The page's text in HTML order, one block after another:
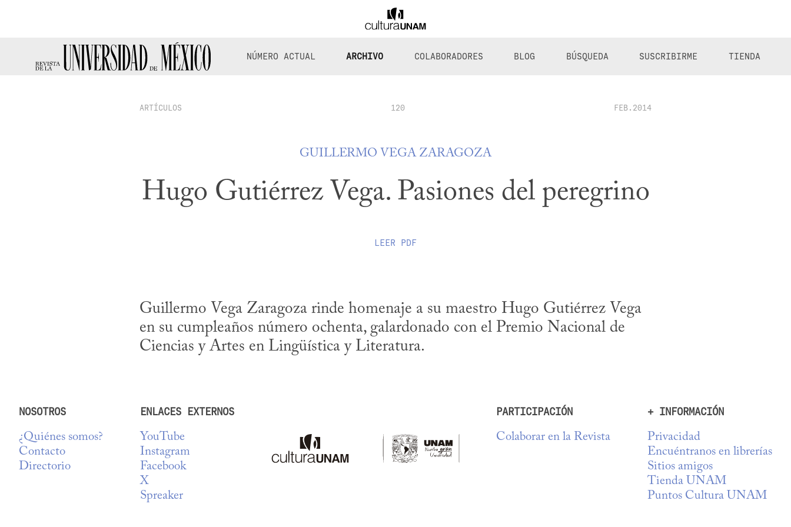
NÚMERO ACTUAL ARCHIVO COLABORADORES BLOG BÚSQUEDA SUSCRIBIRME TIENDA
ARTÍCULOS 120 FEB.2014
GUILLERMO VEGA ZARAGOZA
Hugo Gutiérrez Vega. Pasiones del peregrino
LEER PDF
Guillermo Vega Zaragoza rinde homenaje a su maestro Hugo Gutiérrez Vega
en su cumpleaños número ochenta, galardonado con el Premio Nacional de
Ciencias y Artes en Lingüística y Literatura.
NOSOTROS
¿Quiénes somos?
Contacto
Directorio
ENLACES EXTERNOS
YouTube
Instagram
Facebook
X
Spreaker
PARTICIPACIÓN
Colaborar en la Revista
+ INFORMACIÓN
Privacidad
Encuéntranos en librerías
Sitios amigos
Tienda UNAM
Puntos Cultura UNAM